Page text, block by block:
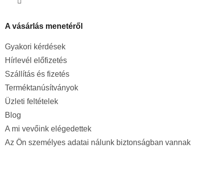
A vásárlás menetéről
Gyakori kérdések
Hírlevél előfizetés
Szállítás és fizetés
Terméktanúsítványok
Üzleti feltételek
Blog
A mi vevőink elégedettek
Az Ön személyes adatai nálunk biztonságban vannak